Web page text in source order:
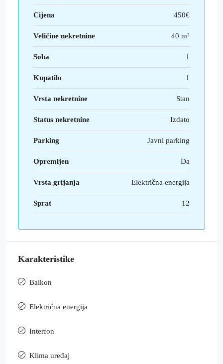
Cijena 450€
Veličine nekretnine 40 m²
Soba 1
Kupatilo 1
Vrsta nekretnine Stan
Status nekretnine Izdato
Parking Javni parking
Opremljen Da
Vrsta grijanja Električna energija
Sprat 12
Karakteristike
Balkon
Električna energija
Interfon
Klima uređaj